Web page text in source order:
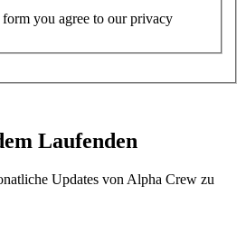
you agree to our privacy
Laufenden
Updates von Alpha Crew zu